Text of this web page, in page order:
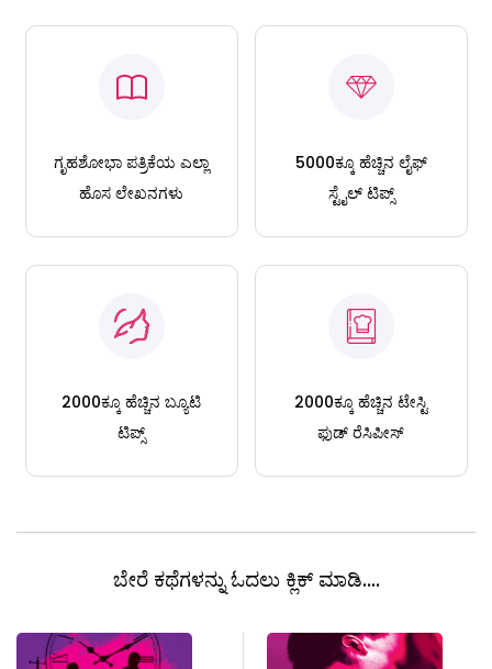
ಗೃಹಶೋಭಾ ಪತ್ರಿಕೆಯ ಎಲ್ಲಾ
ಹೊಸ ಲೇಖನಗಳು
5000ಕ್ಕೂ ಹೆಚ್ಚಿನ ಲೈಫ್
ಸ್ಟೈಲ್ ಟಿಪ್ಸ್
2000ಕ್ಕೂ ಹೆಚ್ಚಿನ ಬ್ಯೂಟಿ
ಟಿಪ್ಸ್
2000ಕ್ಕೂ ಹೆಚ್ಚಿನ ಟೇಸ್ಟಿ
ಫುಡ್ ರೆಸಿಪೀಸ್
ಬೇರೆ ಕಥೆಗಳನ್ನು ಓದಲು ಕ್ಲಿಕ್ ಮಾಡಿ....